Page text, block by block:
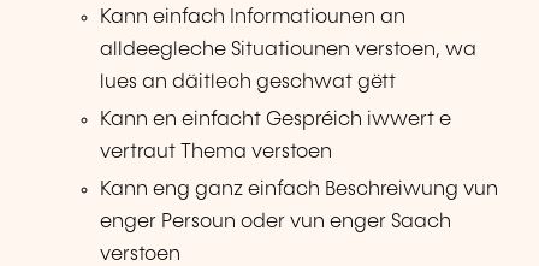
Kann einfach Informatiounen an
alldeegleche Situatiounen verstoen, wa
lues an däitlech geschwat gëtt
Kann en einfacht Gespréich iwwert e
vertraut Thema verstoen
Kann eng ganz einfach Beschreiwung vun
enger Persoun oder vun enger Saach
verstoen